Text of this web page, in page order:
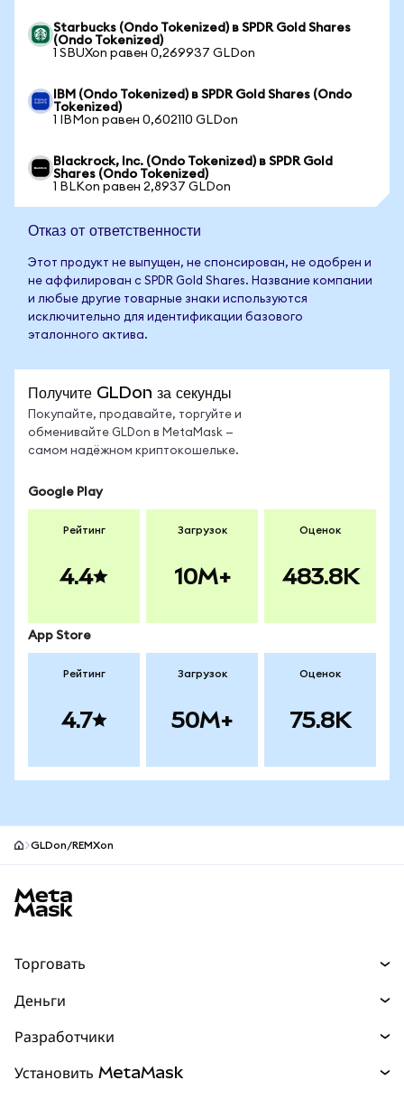
Starbucks (Ondo Tokenized) в SPDR Gold Shares
(Ondo Tokenized)
1 SBUXon равен 0,269937 GLDon
IBM (Ondo Tokenized) в SPDR Gold Shares (Ondo
Tokenized)
1 IBMon равен 0,602110 GLDon
Blackrock, Inc. (Ondo Tokenized) в SPDR Gold
Shares (Ondo Tokenized)
1 BLKon равен 2,8937 GLDon
Отказ от ответственности
Этот продукт не выпущен, не спонсирован, не одобрен и
не аффилирован с SPDR Gold Shares. Название компании
и любые другие товарные знаки используются
исключительно для идентификации базового
эталонного актива.
Получите GLDon за секунды
Покупайте, продавайте, торгуйте и
обменивайте GLDon в MetaMask —
самом надёжном криптокошельке.
Google Play
Рейтинг
4.4
Загрузок
10M+
Оценок
483.8K
App Store
Рейтинг
4.7
Загрузок
50M+
Оценок
75.8K
GLDon/REMXon
Торговать
Прогнозы
Перпы НОВИНКА
Деньги
mUSD
Разработчики
Установить MetaMask